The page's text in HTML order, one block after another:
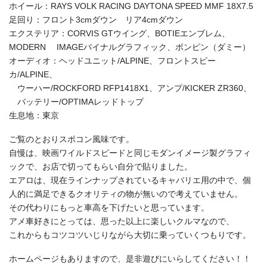
ホイール：RAYS VOLK RACING DAYTONA SPEED MMF 18X7.5
足回り：フロント3cmダウン リア4cmダウン
エクステリア：CORVIS GTウイング、BOTIEエンブレム、
MODERN IMAGEバイナルグラフィック、ボンピン（ダミー）
オーディオ：ヘッドユニット/ALPINE、フロントスピー
カ/ALPINE、
ウーハー/ROCKFORD RFP1418X1、アンプ/KICKER ZR360、
バッテリー/OPTIMAレッドトップ
生息地：東京
ご覧のとおりスポコン風味です。
自慢は、映画ワイルドスピードと同じモダンイメージ製グラフィ
ックで、お店で切ってもらい自分で貼りました。
エアロは、現在ラインナップされているキャバリエ用の中で、個
人的に満足できるクオリティの物が無いので考えていません。
その代わりにもっと車高を下げたいと思っています。
アメ車好きにとっては、思った以上に楽しいクルマなので、
これからもコツコツいじりながら大切に乗っていくつもりです。
ホームページもありますので、是非遊びにいらしてください！！